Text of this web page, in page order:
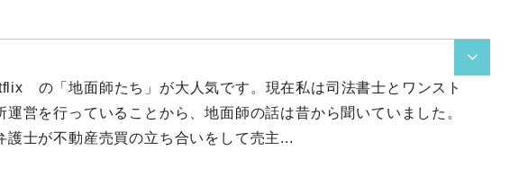

の「地面師たち」が大人気です。現在私は司法書士とワンスト
運営を行っていることから、地面師の話は昔から聞いていました。
護士が不動産売買の立ち合いをして売主...